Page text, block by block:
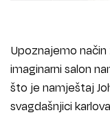
Upoznajemo
imaginarni salon
što je namještaj
svagdašnjici